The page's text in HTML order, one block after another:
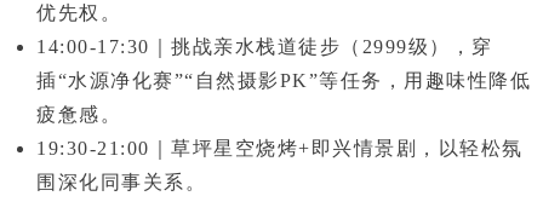
优先权。
14:00-17:30 ｜挑战亲水栈道徒步（2999级）
，穿
插“水源净化赛”“自然摄影PK”等任务，用趣味性降低
疲惫感。
19:30-21:00
草坪星空烧烤+即兴情景剧
，以轻松氛
围深化同事关系。